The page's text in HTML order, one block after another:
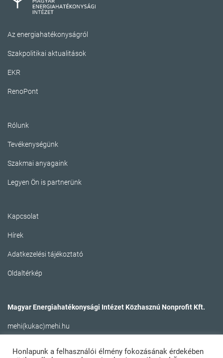
Az energiahatékonyságról
Szakpolitikai aktualitások
EKR
RenoPont
Rólunk
Tevékenységünk
Szakmai anyagaink
Legyen Ön is partnerünk
Kapcsolat
Hírek
Adatkezelési tájékoztató
Oldaltérkép
Magyar Energiahatékonysági Intézet Közhasznú Nonprofit Kft.
mehi(kukac)mehi.hu
Honlapunk a felhasználói élmény fokozásának érdekében